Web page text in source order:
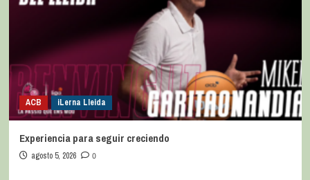
ACB iLerna Lleida
Experiencia para seguir creciendo
agosto 5, 2026 0